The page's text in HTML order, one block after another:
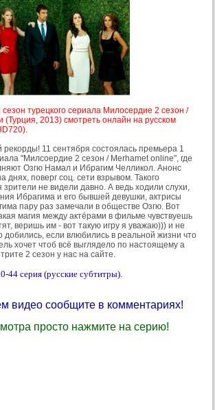
турецкого сериала Милосердие 2 сезон /
(Турция, 2013) смотреть онлайн на русском
11 сентября состоялась премьера 1
"Милсоердие 2 сезон / Merhamet online", где
Озгю Намал и Ибрагим Челликол. Анонс
поверг соц. сети взрывом. Такого
зрители не видели давно. А ведь ходили слухи,
Ибрагима и его бывшей девушки, актрисы
пару раз замечали в обществе Озгю. Вот
магия между актёрами в фильме чувствуешь
веришь им - вот такую игру я уважаю))) и не
добились, если влюбились в реальной жизни что
хочет чтоб всё выглядело по настоящему а
2 сезон у нас на сайте.
44 серия (русские субтитры).
видео сообщите в комментариях!
просто нажмите на серию!